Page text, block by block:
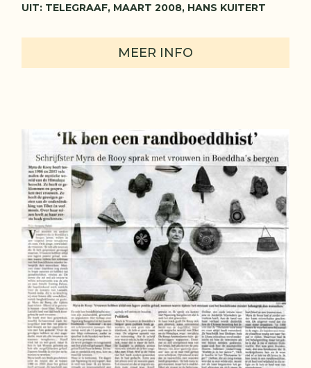
UIT: TELEGRAAF, MAART 2008, HANS KUITERT
MEER INFO